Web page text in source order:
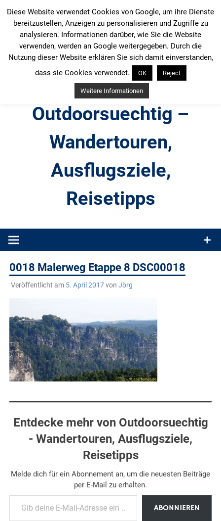
Inhalt
springen
Outdoorsuechtig –
Wandertouren,
Ausflugsziele,
Reisetipps
Produkttests und Buchrezensionen. Ein Blog für alle, die gern
0018 Malerweg Etappe 8 DSC00018
Veröffentlicht am 5. April 2017von Jörg
Entdecke mehr von Outdoorsuechtig
- Wandertouren, Ausflugsziele,
Reisetipps
Melde dich für ein Abonnement an, um die neuesten Beiträge
per E-Mail zu erhalten.
Gib deine E-Mail-Adresse ein ...
ABONNIEREN
Diese Website verwendet Cookies von Google, um ihre Dienste
bereitzustellen, Anzeigen zu personalisieren und Zugriffe zu
analysieren. Informationen darüber, wie Sie die Website
verwenden, werden an Google weitergegeben. Durch die
Nutzung dieser Website erklären Sie sich damit einverstanden,
dass sie Cookies verwendet.
OK Reject
Weitere Informationen